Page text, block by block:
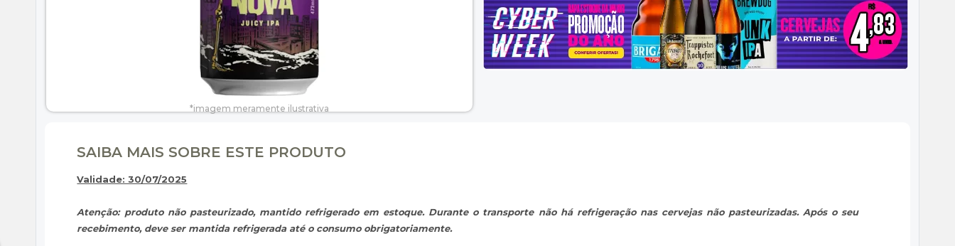
SAIBA MAIS SOBRE ESTE PRODUTO
Validade: 30/07/2025
Atenção: produto não pasteurizado, mantido refrigerado em estoque. Durante o transporte não há refrigeração nas cervejas não pasteurizadas. Após o seu
recebimento, deve ser mantida refrigerada até o consumo obrigatoriamente.